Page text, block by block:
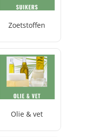
Zoetstoffen
Olie & vet